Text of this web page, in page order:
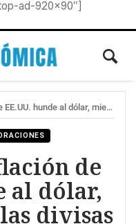
ad-920×90″]
mientras que las divisas latinoamericanas brillan
de
al dólar,
divisas